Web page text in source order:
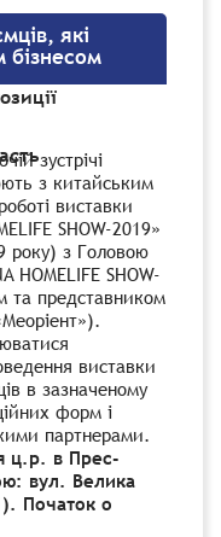
які
бізнесом
зустрічі
з китайським
виставки
SHOW-2019»
року) з Головою
НОМЕLIFE SHOW-
та представником
виставки
в зазначеному
форм і
партнерами.
ц.р. в Прес-
вул. Велика
Початок о